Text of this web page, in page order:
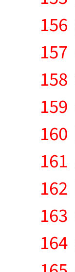
156
157
158
159
160
161
162
163
164